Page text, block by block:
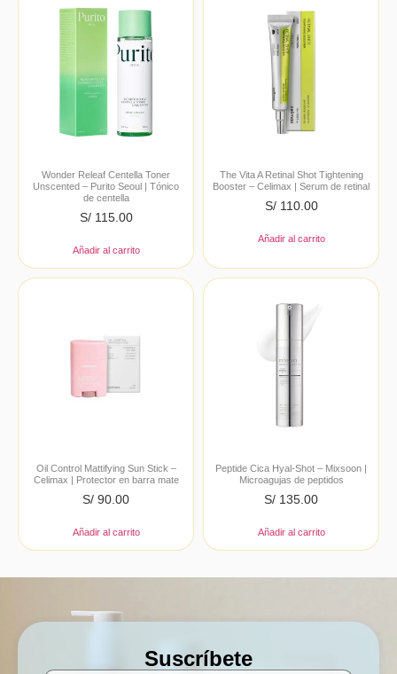
Wonder Releaf Centella Toner
Unscented – Purito Seoul | Tónico
de centella
S/115.00
Añadir al carrito
The Vita A Retinal Shot Tightening
Booster – Celimax | Serum de retinal
S/110.00
Añadir al carrito
Oil Control Mattifying Sun Stick –
Celimax | Protector en barra mate
S/ 90.00
Añadir al carrito
Peptide Cica Hyal-Shot – Mixsoon |
Microagujas de peptidos
S/ 135.00
Añadir al carrito
Suscríbete